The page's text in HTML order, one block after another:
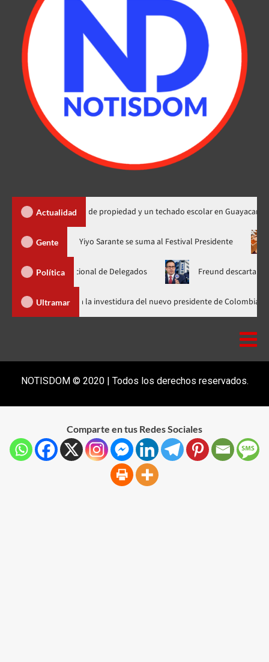
Actualidad
450 títulos de propiedad y un techado escolar en Guayacanal
Gente
en nuevo horario Yiyo Sarante se suma al Festival
Política
Nacional de Delegados Freund descarta Secretaría
Ultramar
Abinader llega a Cali para asistir a la investidura del nuevo presidente
NOTISDOM © 2020 | Todos los derechos reservados.
Comparte en tus Redes Sociales